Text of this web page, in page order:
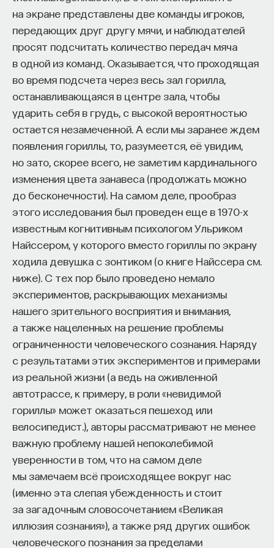
на экране представлены две команды игроков,
передающих друг другу мячи, и наблюдателей
просят подсчитать количество передач мяча
в одной из команд. Оказывается, что проходящая
во время подсчета через весь зал горилла,
останавливающаяся в центре зала, чтобы
ударить себя в грудь, с высокой вероятностью
остается незамеченной. А если мы заранее ждем
появления гориллы, то, разумеется, её увидим,
но зато, скорее всего, не заметим кардинального
изменения цвета занавеса (продолжать можно
до бесконечности). На самом деле, прообраз
этого исследования был проведен еще в 1970-х
известным когнитивным психологом Ульриком
Найссером, у которого вместо гориллы по экрану
ходила девушка с зонтиком (о книге Найссера см.
ниже). С тех пор было проведено немало
экспериментов, раскрывающих механизмы
нашего зрительного восприятия и внимания,
а также нацеленных на решение проблемы
ограниченности человеческого сознания. Наряду
с результатами этих экспериментов и примерами
из реальной жизни (а ведь на оживленной
автотрассе, к примеру, в роли «невидимой
гориллы» может оказаться пешеход или
велосипедист.), авторы рассматривают не менее
важную проблему нашей непоколебимой
уверенности в том, что на самом деле
мы замечаем всё происходящее вокруг нас
(именно эта слепая убежденность и стоит
за загадочным словосочетанием «Великая
иллюзия сознания»), а также ряд других ошибок
человеческого познания за пределами
в исследовательской сфере — это ваш шанс
выйти на глобальный уровень. Помогите вместе
приблизить Четвёртую индустриальную
революцию и найти своё место в инновационном
будущем! ​
Заполните анкету и загрузите своё резюме,
чтобы стать участником программы:
https://postnauka.org/link/tal1125_blog1
11/24/2025
НАД МАТЕРИАЛОМ РАБОТАЛИ
ПостНаука
команда ПостНауки
Сения Долгачева
редактор ПостНауки
ТЕХНОЛОГИИ
644 публикации
ТЕХНОЛОГИИ МАТЕМАТИКА ОБРАЗОВАНИЕ
НАУКА БИОТЕХНОЛОГИИ
ПРОГРАММНАЯ ИНЖЕНЕРИЯ
«локальная» информация). Но помимо этого — из-
за жизненных приоритетов, — если бы нужно было
думать абсолютно обо всех операциях,
необходимых для поддержания собственного
существования, вы не смогли бы даже нормально
спать, поскольку большую часть времени,
вероятно, тратили бы на мысли о том, чтобы
сердце билось и легкие дышали. За то, что
вы недолжны постоянно заботиться, как
поддержать сердечный ритм, стоит благодарить
мозг, который выполняет роль командного центра,
управляющего встроенными физиологическими
«убеждениями» тела.
Необходимость тратить существенное
количество мыслительной энергии на такую
задачу крайне невыгодна для выживания
в постоянно меняющемся мире. Собственно,
в ходе развития мы и не приспособились
к подобному восприятию. Так что же на самом
деле руководит нашим восприятием… в том
самом прошлом, которое выходит на свободу?
Ответ таков: это ряд базовых механических
убеждений, которые человеческий род
вырабатывал в себе много-много тысячелетий
до настоящего момента. И это справедливо
не только для дыхания, но и для зрения.
Мы, как и другие животные, рождены
со множеством убеждений (например, о законах
физики), они передаются нам с молоком матери.
Именно поэтому не получится ни с того ни с сего
перепрограммировать глаза, чтобы обрести
зрение рака-богомола. Мы развили в себе